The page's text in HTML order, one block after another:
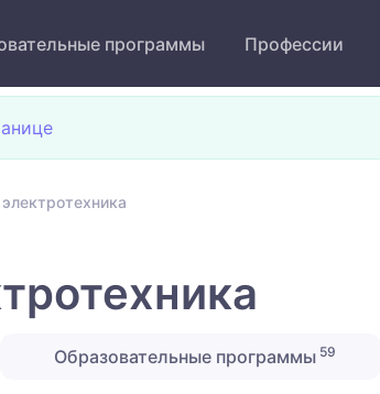
программы Профессии
Образовательные программы 59